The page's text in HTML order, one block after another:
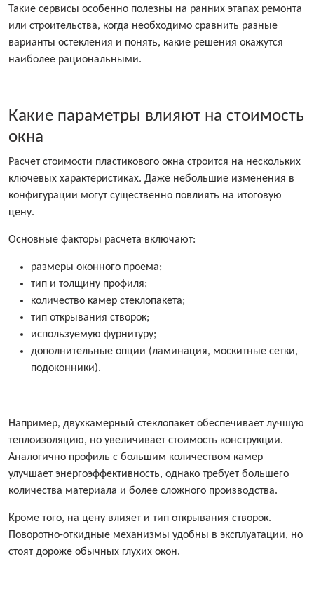
Такие сервисы особенно полезны на ранних этапах ремонта
или строительства, когда необходимо сравнить разные
варианты остекления и понять, какие решения окажутся
наиболее рациональными.
Какие параметры влияют на стоимость
окна
Расчет стоимости пластикового окна строится на нескольких
ключевых характеристиках. Даже небольшие изменения в
конфигурации могут существенно повлиять на итоговую
цену.
Основные факторы расчета включают:
размеры оконного проема;
тип и толщину профиля;
количество камер стеклопакета;
тип открывания створок;
используемую фурнитуру;
дополнительные опции (ламинация, москитные сетки,
подоконники).
Например, двухкамерный стеклопакет обеспечивает лучшую
теплоизоляцию, но увеличивает стоимость конструкции.
Аналогично профиль с большим количеством камер
улучшает энергоэффективность, однако требует большего
количества материала и более сложного производства.
Кроме того, на цену влияет и тип открывания створок.
Поворотно-откидные механизмы удобны в эксплуатации, но
стоят дороже обычных глухих окон.